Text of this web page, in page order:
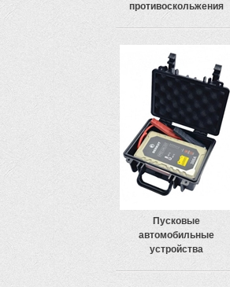
противоскольжения
Пусковые
автомобильные
устройства